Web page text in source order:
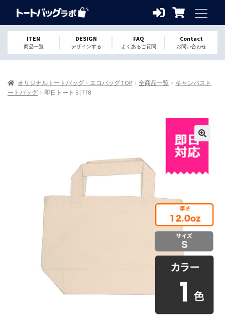
ITEM
商品一覧
DESIGN
デザインする
FAQ
よくあるご質問
Contact
お問い合わせ
オリジナルトートバッグ・エコバッグ TOP 全商品一覧
キャンバスト
ートバッグ
即日トート S | 778
🔍